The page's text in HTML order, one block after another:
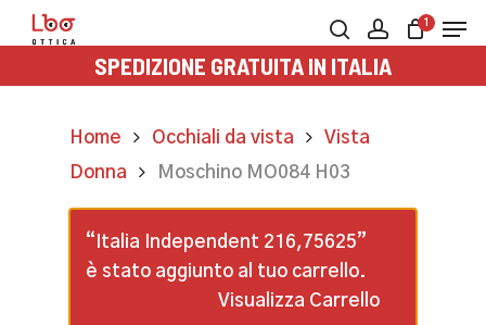
Skip
to
searchaccount
1
SPEDIZIONE GRATUITA IN ITALIA
Home Occhiali da vista
Vista
Donna
Moschino MO084 H03
“Italia Independent 216,75625”
è stato aggiunto al tuo carrello.
Visualizza Carrello